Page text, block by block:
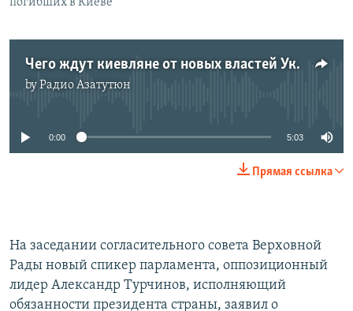
Чего ждут киевляне от новых властей Украины
byРадио Азатутюн
No media source currently available
0:00 5:03
Прямая ссылка
На заседании согласительного совета Верховной
Рады новый спикер парламента, оппозиционный
лидер Александр Турчинов, исполняющий
обязанности президента страны, заявил о